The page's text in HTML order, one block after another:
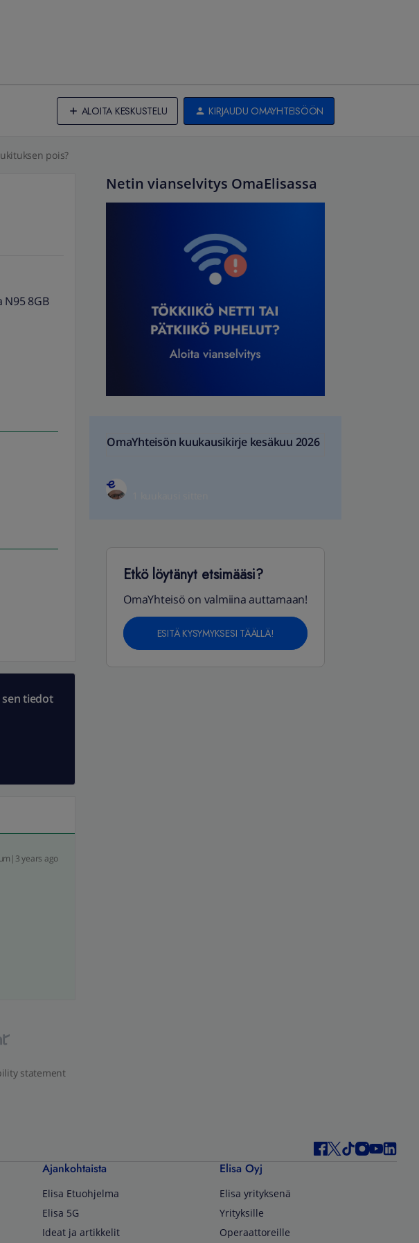
ALOITA KESKUSTELU KIRJAUDU OMAYHTEISÖÖN
pois?
8GB
tiedot
years ago
Netin vianselvitys OmaElisassa
OmaYhteisön kuukausikirje kesäkuu 2026
Etkö löytänyt etsimääsi?
OmaYhteisö on valmiina auttamaan!
ESITÄ KYSYMYKSESI TÄÄLLÄ!
statement
Ajankohtaista
Elisa Etuohjelma
Elisa 5G
Ideat ja artikkelit
Elisa Oyj
Elisa yrityksenä
Yrityksille
Operaattoreille